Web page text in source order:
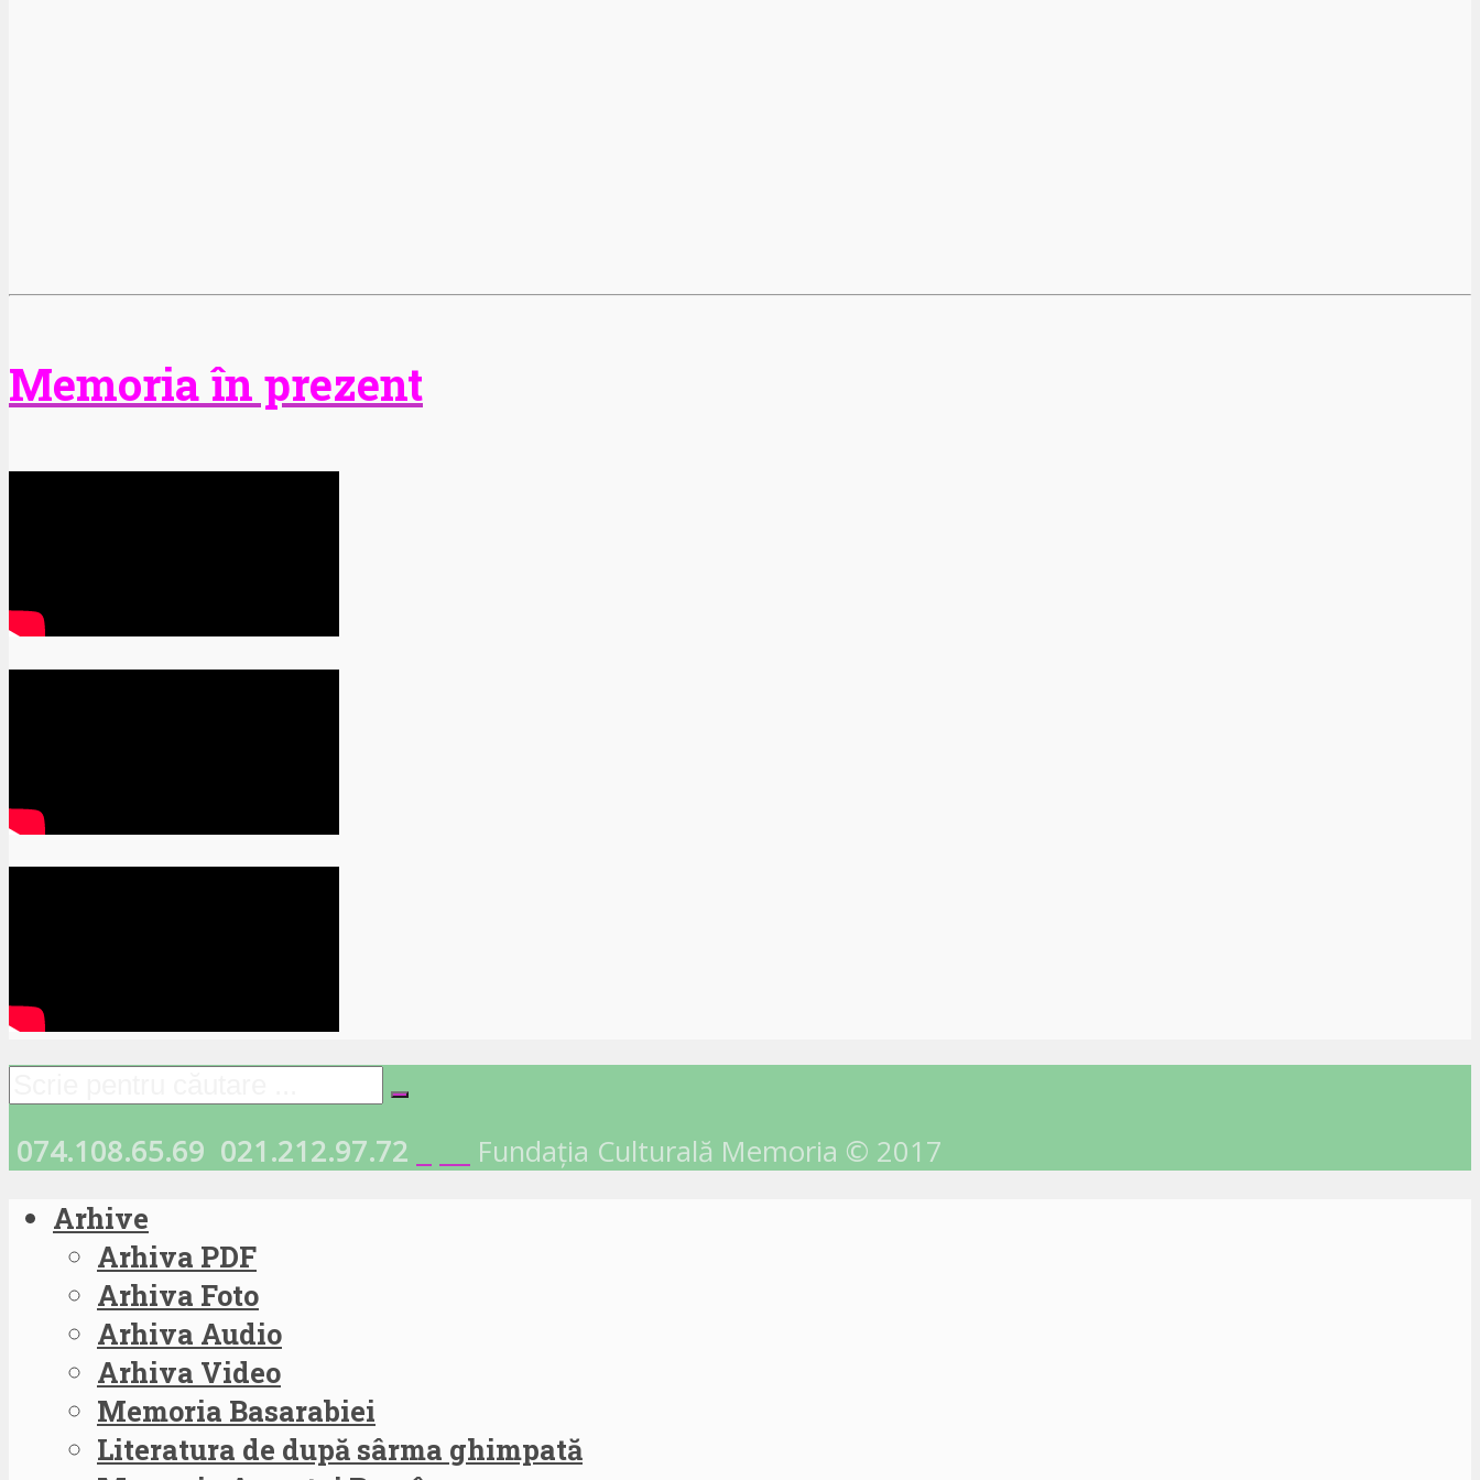
Memoria în prezent
074.108.65.69 021.212.97.72 Fundația Culturală Memoria © 2017
Arhive
Arhiva PDF
Arhiva Foto
Arhiva Audio
Arhiva Video
Memoria Basarabiei
Literatura de după sârma ghimpată